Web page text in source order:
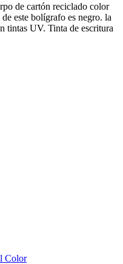
de cartón reciclado color
este bolígrafo es negro. la
tintas UV. Tinta de escritura
Color